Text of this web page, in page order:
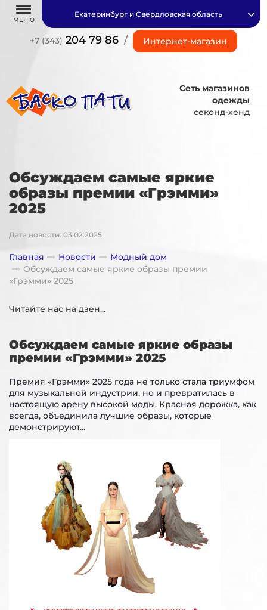
МЕНЮ
+7 (343) 204 79 86 / Интернет-магазин
Екатеринбург и Свердловская область
Сеть магазинов
одежды
секонд-хенд
Обсуждаем самые яркие
образы премии «Грэмми»
2025
Дата новости: 03.02.2025
Главная Новости
Модный дом
Обсуждаем самые яркие образы премии
«Грэмми» 2025
Читайте нас на дзен...
Обсуждаем самые яркие образы
премии «Грэмми» 2025
Премия «Грэмми» 2025 года не только стала триумфом
для музыкальной индустрии, но и превратилась в
настоящую арену высокой моды. Красная дорожка, как
всегда, объединила лучшие образы, которые
демонстрируют...